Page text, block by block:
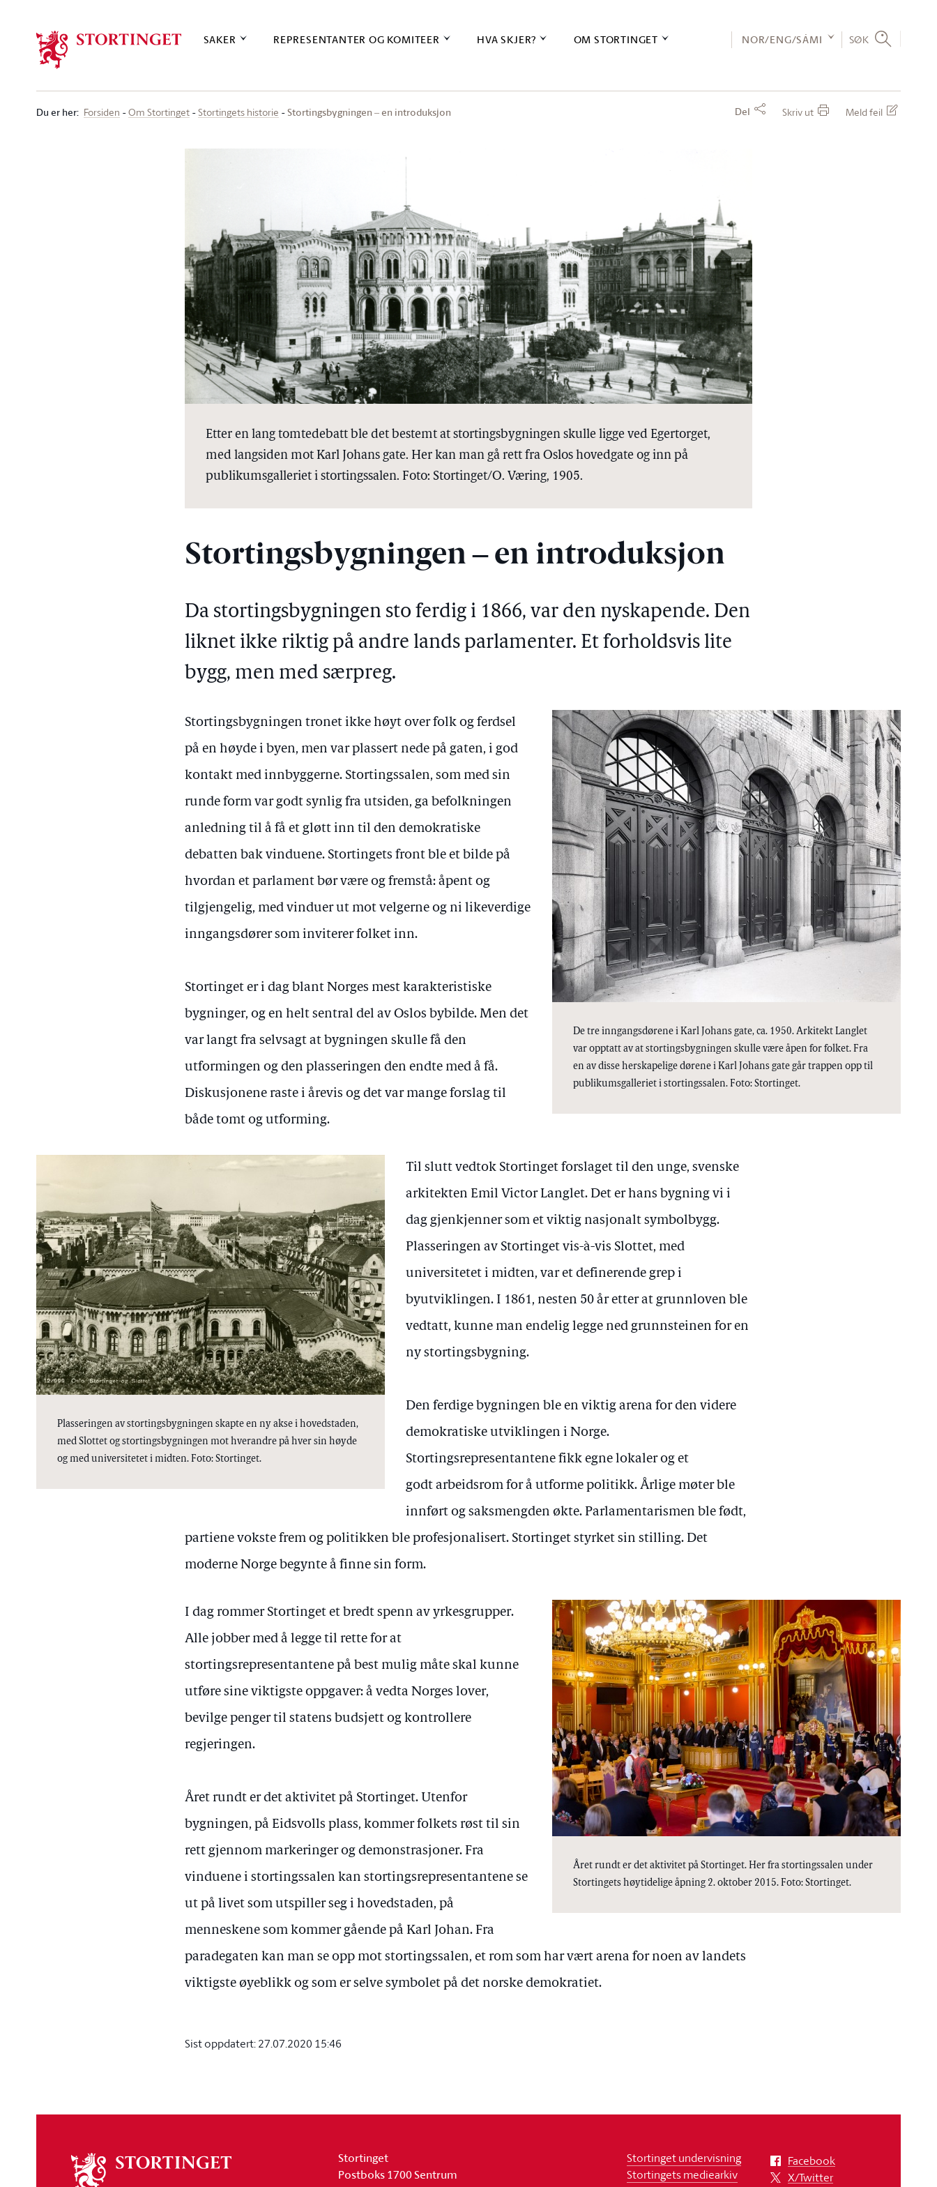
SAKER REPRESENTANTER OG KOMITEER HVA SKJER? OM STORTINGET NOR/ENG/SÁMI SØK
Du er her: Forsiden Om Stortinget Stortingets historie Stortingsbygningen ‒ en introduksjon Del Skriv ut Meld feil
Etter en lang tomtedebatt ble det bestemt at stortingsbygningen skulle ligge ved Egertorget,
med langsiden mot Karl Johans gate. Her kan man gå rett fra Oslos hovedgate og inn på
publikumsgalleriet i stortingssalen. Foto: Stortinget/O. Væring, 1905.
Stortingsbygningen ‒ en introduksjon
Da stortingsbygningen sto ferdig i 1866, var den nyskapende. Den
liknet ikke riktig på andre lands parlamenter. Et forholdsvis lite
bygg, men med særpreg.
De tre inngangsdørene i Karl Johans gate, ca. 1950. Arkitekt Langlet
var opptatt av at stortingsbygningen skulle være åpen for folket. Fra
en av disse herskapelige dørene i Karl Johans gate går trappen opp til
publikumsgalleriet i stortingssalen. Foto: Stortinget.
Stortingsbygningen tronet ikke høyt over folk og ferdsel
på en høyde i byen, men var plassert nede på gaten, i god
kontakt med innbyggerne. Stortingssalen, som med sin
runde form var godt synlig fra utsiden, ga befolkningen
anledning til å få et gløtt inn til den demokratiske
debatten bak vinduene. Stortingets front ble et bilde på
hvordan et parlament bør være og fremstå: åpent og
tilgjengelig, med vinduer ut mot velgerne og ni likeverdige
inngangsdører som inviterer folket inn.
Stortinget er i dag blant Norges mest karakteristiske
bygninger, og en helt sentral del av Oslos bybilde. Men det
var langt fra selvsagt at bygningen skulle få den
utformingen og den plasseringen den endte med å få.
Diskusjonene raste i årevis og det var mange forslag til
både tomt og utforming.
Plasseringen av stortingsbygningen skapte en ny akse i hovedstaden,
med Slottet og stortingsbygningen mot hverandre på hver sin høyde
og med universitetet i midten. Foto: Stortinget.
Til slutt vedtok Stortinget forslaget til den unge, svenske
arkitekten Emil Victor Langlet. Det er hans bygning vi i
dag gjenkjenner som et viktig nasjonalt symbolbygg.
Plasseringen av Stortinget vis-à-vis Slottet, med
universitetet i midten, var et definerende grep i
byutviklingen. I 1861, nesten 50 år etter at grunnloven ble
vedtatt, kunne man endelig legge ned grunnsteinen for en
ny stortingsbygning.
Den ferdige bygningen ble en viktig arena for den videre
demokratiske utviklingen i Norge.
Stortingsrepresentantene fikk egne lokaler og et
godt arbeidsrom for å utforme politikk. Årlige møter ble
innført og saksmengden økte. Parlamentarismen ble født,
partiene vokste frem og politikken ble profesjonalisert. Stortinget styrket sin stilling. Det
moderne Norge begynte å finne sin form.
Året rundt er det aktivitet på Stortinget. Her fra stortingssalen under
Stortingets høytidelige åpning 2. oktober 2015. Foto: Stortinget.
I dag rommer Stortinget et bredt spenn av yrkesgrupper.
Alle jobber med å legge til rette for at
stortingsrepresentantene på best mulig måte skal kunne
utføre sine viktigste oppgaver: å vedta Norges lover,
bevilge penger til statens budsjett og kontrollere
regjeringen.
Året rundt er det aktivitet på Stortinget. Utenfor
bygningen, på Eidsvolls plass, kommer folkets røst til sin
rett gjennom markeringer og demonstrasjoner. Fra
vinduene i stortingssalen kan stortingsrepresentantene se
ut på livet som utspiller seg i hovedstaden, på
menneskene som kommer gående på Karl Johan. Fra
paradegaten kan man se opp mot stortingssalen, et rom som har vært arena for noen av landets
viktigste øyeblikk og som er selve symbolet på det norske demokratiet.
Sist oppdatert:27.07.2020 15:46
stortinget
Stortinget
Postboks 1700 Sentrum
Stortinget undervisning
Stortingets mediearkiv
Facebook
X/Twitter